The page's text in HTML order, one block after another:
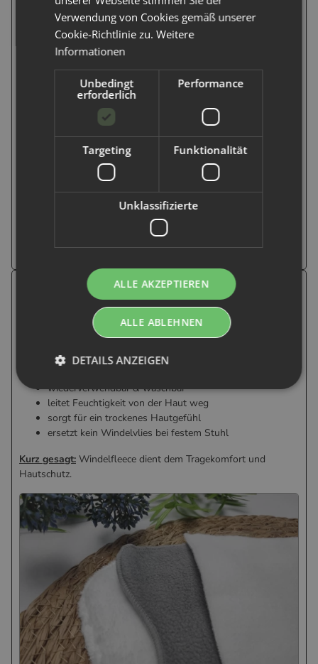
Kurz gesagt:Windelvlies dient der Hygiene und
Reinigungserleichterung.
Windelfleece
Windelfleece ist eine dauerhafte, waschbare Einlage aus
textilem Fleece-Material.
mehrfach verwendet werden.
wiederverwendbar & waschbar
leitet Feuchtigkeit von der Haut weg
sorgt für ein trockenes Hautgefühl
ersetzt kein Windelvlies bei festem Stuhl
Kurz gesagt: Windelfleece dient dem Tragekomfort und
Hautschutz.
Verwendung von Cookies gemäß unserer
Cookie-Richtlinie zu.Weitere
Informationen
Unbedingt
erforderlich
Performance
Targeting Funktionalität
Unklassifizierte
ALLE AKZEPTIEREN
ALLE ABLEHNEN
DETAILS ANZEIGEN